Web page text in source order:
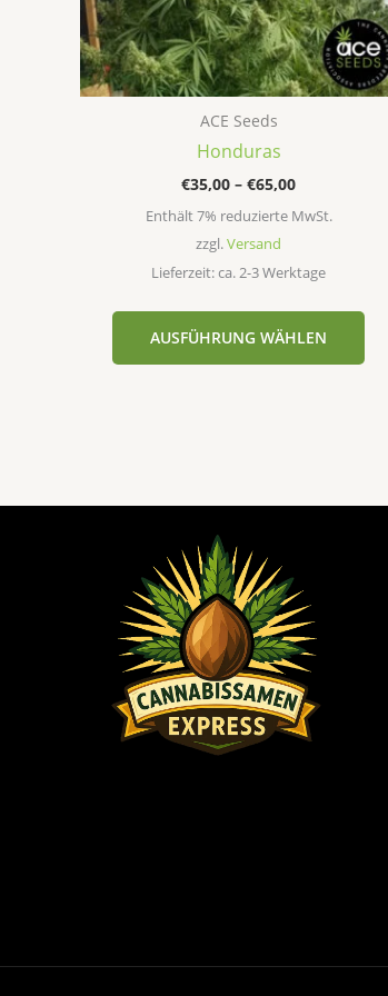
ACE Seeds
Honduras
€35,00 – €65,00
Enthält 7% reduzierte MwSt.
zzgl.Versand
Lieferzeit: ca. 2-3 Werktage
AUSFÜHRUNG WÄHLEN